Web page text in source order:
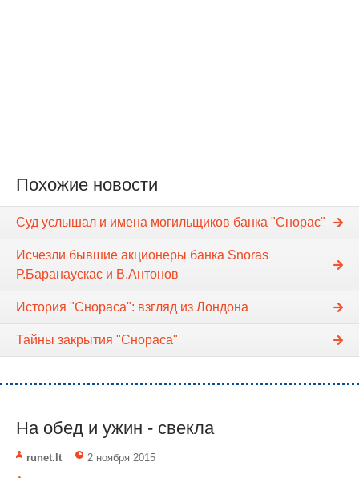
Похожие новости
Суд услышал и имена могильщиков банка "Снорас"
Исчезли бывшие акционеры банка Snoras
Р.Баранаускас и В.Антонов
История "Снораса": взгляд из Лондона
Тайны закрытия "Снораса"
На обед и ужин - свекла
runet.lt 2 ноября 2015